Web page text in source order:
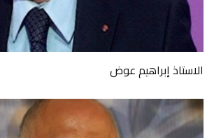
الاستاذ إبراهيم عوض